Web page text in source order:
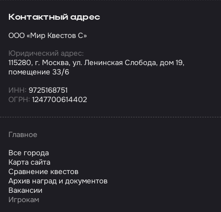
Контактный адрес
ООО «Мир Квестов С»
Юридический адрес:
115280, г. Москва, ул. Ленинская Слобода, дом 19,
помещение 33/6
ИНН: 9725168751
ОГРН: 1247700614402
Главное
Все города
Карта сайта
Сравнение квестов
Архив наград и документов
Вакансии
Игрокам